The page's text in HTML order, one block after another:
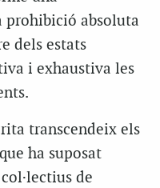
prohibició absoluta
dels estats
i exhaustiva les
transcendeix els
ha suposat
de